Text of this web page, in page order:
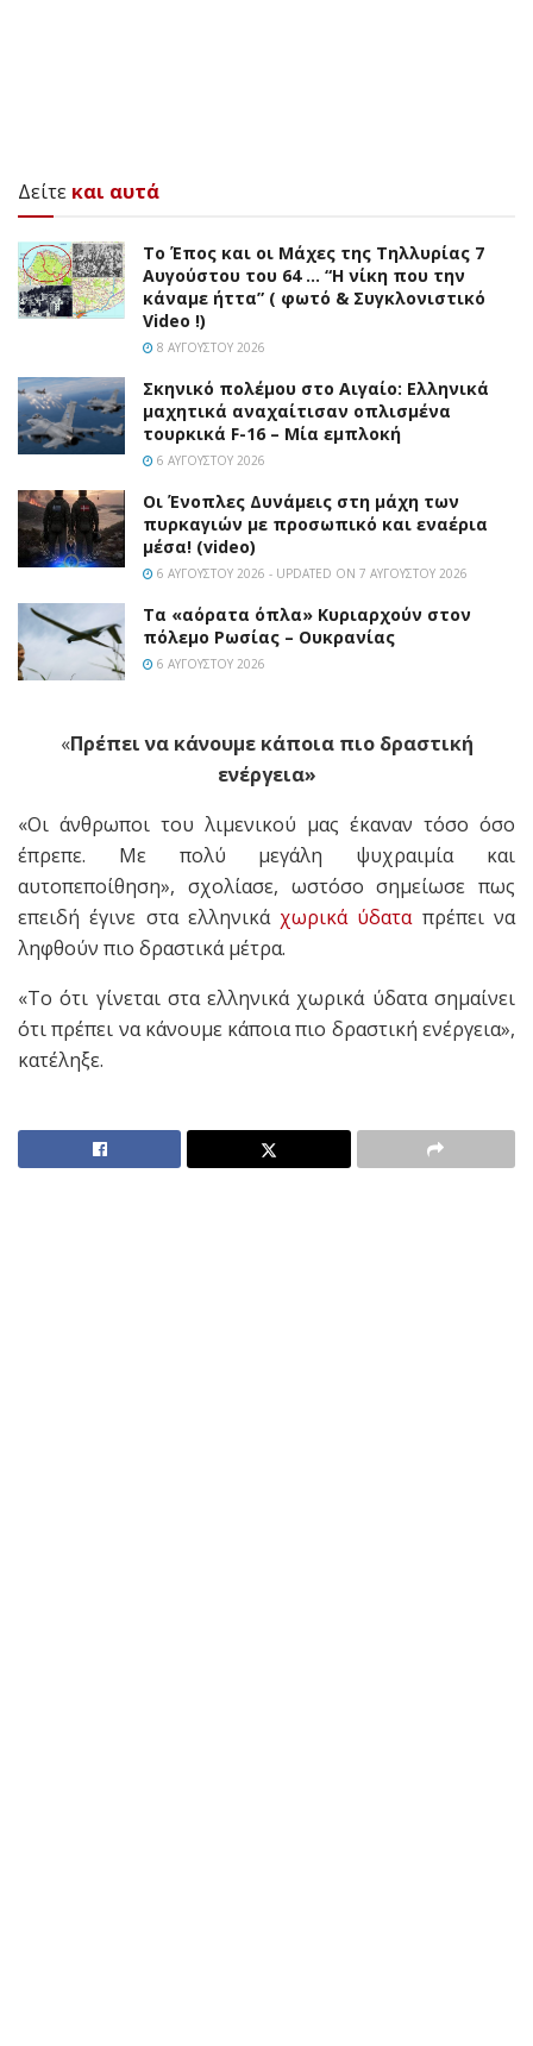
Δείτε και αυτά
Το Έπος και οι Μάχες της Τηλλυρίας 7
Αυγούστου του 64 … “Η νίκη που την
κάναμε ήττα” ( φωτό & Συγκλονιστικό
Video !)
8 ΑΥΓΟΎΣΤΟΥ 2026
Σκηνικό πολέμου στο Αιγαίο: Ελληνικά
μαχητικά αναχαίτισαν οπλισμένα
τουρκικά F-16 – Μία εμπλοκή
6 ΑΥΓΟΎΣΤΟΥ 2026
Οι Ένοπλες Δυνάμεις στη μάχη των
πυρκαγιών με προσωπικό και εναέρια
μέσα! (video)
6 ΑΥΓΟΎΣΤΟΥ 2026 - UPDATED ON 7 ΑΥΓΟΎΣΤΟΥ 2026
Τα «αόρατα όπλα» Κυριαρχούν στον
πόλεμο Ρωσίας – Ουκρανίας
6 ΑΥΓΟΎΣΤΟΥ 2026
«Πρέπει να κάνουμε κάποια πιο δραστική
ενέργεια»
«Οι άνθρωποι του λιμενικού μας έκαναν τόσο όσο
έπρεπε. Με πολύ μεγάλη ψυχραιμία και
αυτοπεποίθηση», σχολίασε, ωστόσο σημείωσε πως
επειδή έγινε στα ελληνικά χωρικά ύδαταπρέπει να
ληφθούν πιο δραστικά μέτρα.
«Το ότι γίνεται στα ελληνικά χωρικά ύδατα σημαίνει
ότι πρέπει να κάνουμε κάποια πιο δραστική ενέργεια»,
κατέληξε.